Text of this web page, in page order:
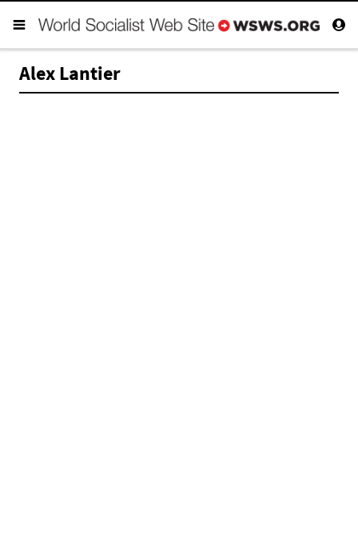
Alex Lantier